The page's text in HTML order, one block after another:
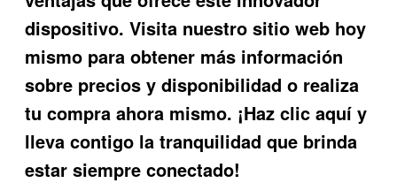
dispositivo. Visita nuestro sitio web hoy
mismo para obtener más información
sobre precios y disponibilidad o realiza
tu compra ahora mismo. ¡Haz clic aquí y
lleva contigo la tranquilidad que brinda
estar siempre conectado!